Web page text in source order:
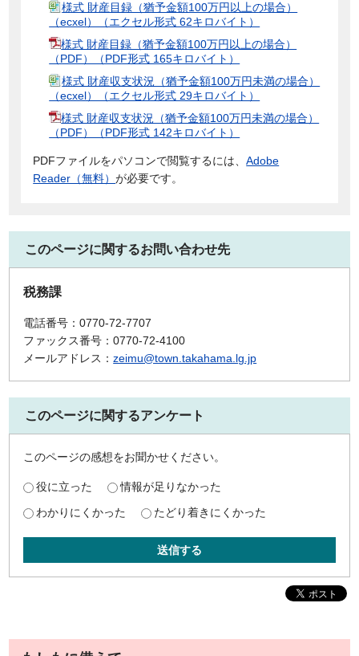
様式 財産目録（猶予金額100万円以上の場合）
（ecxel）（エクセル形式 62キロバイト）
様式 財産目録（猶予金額100万円以上の場合）
（PDF）（PDF形式 165キロバイト）
様式 財産収支状況（猶予金額100万円未満の場合）
（ecxel）（エクセル形式 29キロバイト）
様式 財産収支状況（猶予金額100万円未満の場合）
（PDF）（PDF形式 142キロバイト）
PDFファイルをパソコンで閲覧するには、Adobe
Reader（無料）が必要です。
このページに関するお問い合わせ先
税務課
電話番号：0770-72-7707
ファックス番号：0770-72-4100
メールアドレス：zeimu@town.takahama.lg.jp
このページに関するアンケート
このページの感想をお聞かせください。
役に立った
情報が足りなかった
わかりにくかった
たどり着きにくかった
送信する